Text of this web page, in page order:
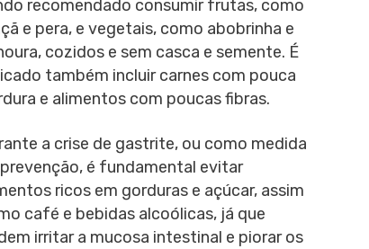
recomendado consumir frutas, como
e pera, e vegetais, como abobrinha e
cozidos e sem casca e semente. É
também incluir carnes com pouca
e alimentos com poucas fibras.
a crise de gastrite, ou como medida
é fundamental evitar
ricos em gorduras e açúcar, assim
café e bebidas alcoólicas, já que
irritar a mucosa intestinal e piorar os